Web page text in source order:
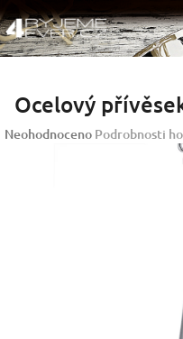
na
obsah
Ocelový
Průměrné
Neohodnoceno Podrobnosti